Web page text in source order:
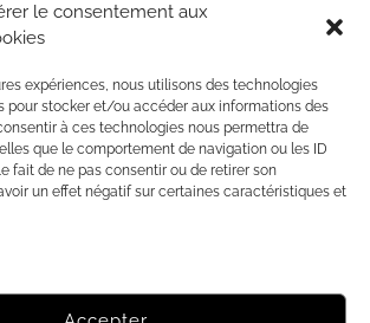
le consentement aux
expériences, nous utilisons des technologies
pour stocker et/ou accéder aux informations des
à ces technologies nous permettra de
que le comportement de navigation ou les ID
fait de ne pas consentir ou de retirer son
un effet négatif sur certaines caractéristiques et